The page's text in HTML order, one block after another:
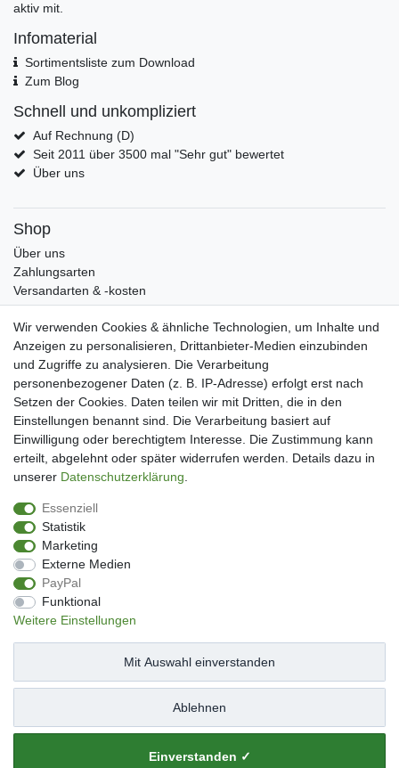
aktiv mit.
Infomaterial
Sortimentsliste zum Download
Zum Blog
Schnell und unkompliziert
Auf Rechnung (D)
Seit 2011 über 3500 mal "Sehr gut" bewertet
Über uns
Shop
Über uns
Zahlungsarten
Versandarten & -kosten
Widerrufsrecht
Warenkorb
Zur Kasse
Mein Konto
Kundenkonto eröffnen
Im Kundenkonto anmelden
Wunschliste
Service
Datenschutzerklärung
AGB
Impressum
Facebook
Newsletter An & Abmeldung
Impressum Daten­schutz­erklärung
Wir verwenden Cookies & ähnliche Technologien, um Inhalte und
Anzeigen zu personalisieren, Drittanbieter-Medien einzubinden
und Zugriffe zu analysieren. Die Verarbeitung
personenbezogener Daten (z. B. IP-Adresse) erfolgt erst nach
Setzen der Cookies. Daten teilen wir mit Dritten, die in den
Einstellungen benannt sind. Die Verarbeitung basiert auf
Einwilligung oder berechtigtem Interesse. Die Zustimmung kann
erteilt, abgelehnt oder später widerrufen werden. Details dazu in
unserer Daten­schutz­erklärung
Essenziell
Statistik
Marketing
Externe Medien
PayPal
Funktional
Weitere Einstellungen
Einverstanden ✓
Ablehnen
Mit Auswahl einverstanden